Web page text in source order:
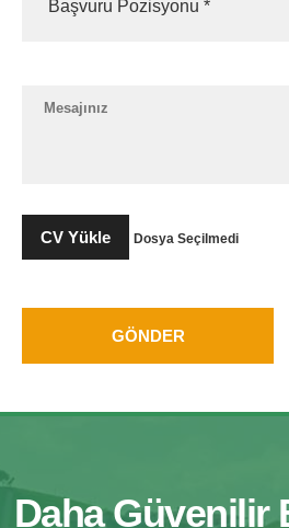
CV Yükle Dosya Seçilmedi
Daha Güvenilir